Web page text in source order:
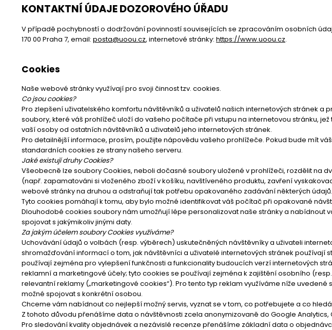
KONTAKTNÍ ÚDAJE DOZOROVÉHO ÚŘADU
V případě pochybností o dodržování povinností souvisejících se zpracováním osobních
170 00 Praha 7, email: posta@uoou.cz, internetové stránky: https://www.uoou.cz.
Cookies
Naše webové stránky využívají pro svoji činnost tzv. cookies.
Co jsou cookies?
Pro zlepšení uživatelského komfortu návštěvníků a uživatelů našich internetových stránek
soubory, které váš prohlížeč uloží do vašeho počítače při vstupu na internetovou stránku,
vaší osoby od ostatních návštěvníků a uživatelů jeho internetových stránek.
Pro detailnější informace, prosím, použijte nápovědu vašeho prohlížeče. Pokud bude mít
standardních cookies ze strany našeho serveru.
Jaké existují druhy Cookies?
Všeobecně lze soubory Cookies, neboli dočasné soubory uložené v prohlížeči, rozdělit na
(např. zapamatováni si vloženého zboží v košíku, navštíveného produktu, zavření
webové stránky na druhou a odstraňují tak potřebu opakovaného zadávání některých údajů.
Tyto cookies pomáhají k tomu, aby bylo možné identifikovat váš počítač při opakované
Dlouhodobé cookies soubory nám umožňují lépe personalizovat naše stránky a
spojovat s jakýmikoliv jinými daty.
Za jakým účelem soubory Cookies využíváme?
Uchovávání údajů o volbách (resp. výběrech) uskutečněných návštěvníky a uživateli
shromažďování informací o tom, jak návštěvníci a uživatelé internetových stránek používají
používají zejména pro vylepšení funkčnosti a funkcionality budoucích verzí internetových
reklamní a marketingové účely; tyto cookies se používají zejména k zajištění osobního
relevantní reklamy („marketingové cookies“). Pro tento typ reklam využíváme níže
možné spojovat s konkrétní osobou.
Chceme vám nabídnout co nejlepší možný servis, vyznat se v tom, co potřebujete a co
Z tohoto důvodu přenášíme data o návštěvnosti zcela anonymizovaně do Google Analytics,
Pro sledování kvality objednávek a nezávislé recenze přenášíme základní data o